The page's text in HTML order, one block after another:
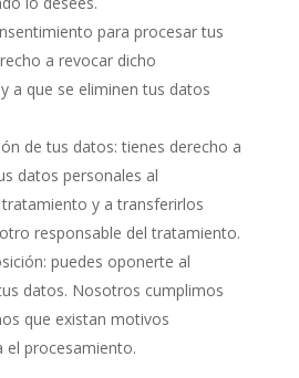
para procesar tus
a revocar dicho
a que se eliminen tus datos
de tus datos: tienes derecho a
datos personales al
y a transferirlos
responsable del tratamiento.
puedes oponerte al
datos. Nosotros cumplimos
que existan motivos
el procesamiento.